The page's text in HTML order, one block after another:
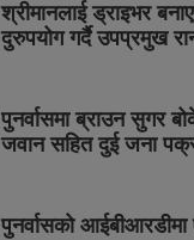
श्रीमानलाई ड्राइभर
दुरुपयोग गर्दै उपप्रमुख
पुनर्वासमा ब्राउन सुगर
जवान सहित दुई जना
पुनर्वासको